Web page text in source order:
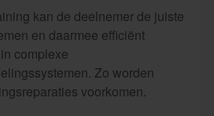
kan de deelnemer de juiste
en daarmee efficiënt
complexe
Zo worden
voorkomen.